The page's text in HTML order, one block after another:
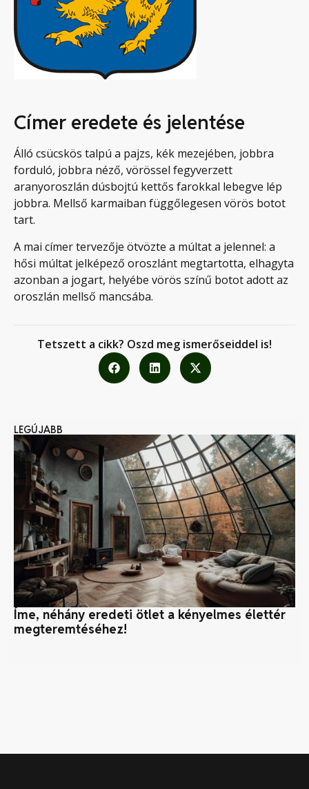
Címer eredete és jelentése
Álló csücskös talpú a pajzs, kék mezejében, jobbra
forduló, jobbra néző, vörössel fegyverzett
aranyoroszlán dúsbojtú kettős farokkal lebegve lép
jobbra. Mellső karmaiban függőlegesen vörös botot
tart.
A mai címer tervezője ötvözte a múltat a jelennel: a
hősi múltat jelképező oroszlánt megtartotta, elhagyta
azonban a jogart, helyébe vörös színű botot adott az
oroszlán mellső mancsába.
Tetszett a cikk? Oszd meg ismerőseiddel is!
LEGÚJABB
Íme, néhány eredeti ötlet a kényelmes élettér
megteremtéséhez!